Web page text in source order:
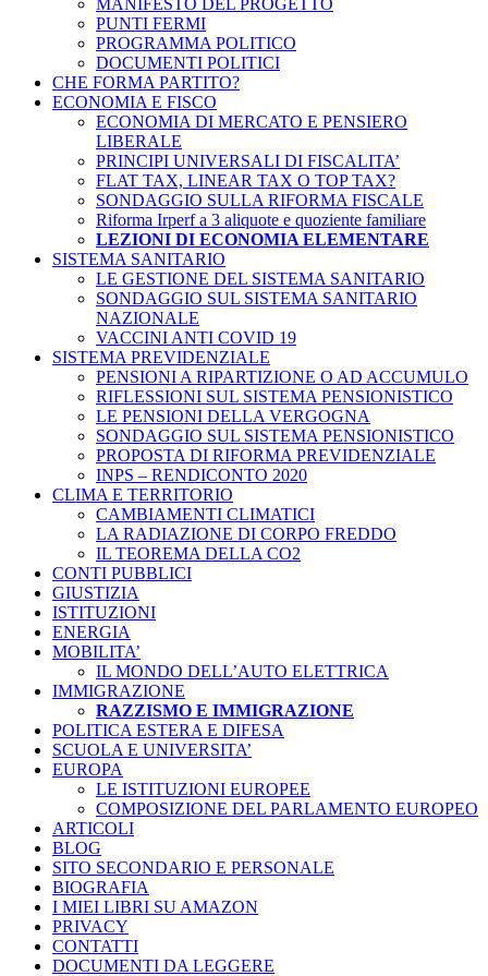
MANIFESTO DEL PROGETTO
PUNTI FERMI
PROGRAMMA POLITICO
DOCUMENTI POLITICI
CHE FORMA PARTITO?
ECONOMIA E FISCO
ECONOMIA DI MERCATO E PENSIERO
LIBERALE
PRINCIPI UNIVERSALI DI FISCALITA’
FLAT TAX, LINEAR TAX O TOP TAX?
SONDAGGIO SULLA RIFORMA FISCALE
Riforma Irperf a 3 aliquote e quoziente familiare
LEZIONI DI ECONOMIA ELEMENTARE
SISTEMA SANITARIO
LE GESTIONE DEL SISTEMA SANITARIO
SONDAGGIO SUL SISTEMA SANITARIO
NAZIONALE
VACCINI ANTI COVID 19
SISTEMA PREVIDENZIALE
PENSIONI A RIPARTIZIONE O AD ACCUMULO
RIFLESSIONI SUL SISTEMA PENSIONISTICO
LE PENSIONI DELLA VERGOGNA
SONDAGGIO SUL SISTEMA PENSIONISTICO
PROPOSTA DI RIFORMA PREVIDENZIALE
INPS – RENDICONTO 2020
CLIMA E TERRITORIO
CAMBIAMENTI CLIMATICI
LA RADIAZIONE DI CORPO FREDDO
IL TEOREMA DELLA CO2
CONTI PUBBLICI
GIUSTIZIA
ISTITUZIONI
ENERGIA
MOBILITA’
IL MONDO DELL’AUTO ELETTRICA
IMMIGRAZIONE
RAZZISMO E IMMIGRAZIONE
POLITICA ESTERA E DIFESA
SCUOLA E UNIVERSITA’
EUROPA
LE ISTITUZIONI EUROPEE
COMPOSIZIONE DEL PARLAMENTO EUROPEO
ARTICOLI
BLOG
SITO SECONDARIO E PERSONALE
BIOGRAFIA
I MIEI LIBRI SU AMAZON
PRIVACY
CONTATTI
DOCUMENTI DA LEGGERE